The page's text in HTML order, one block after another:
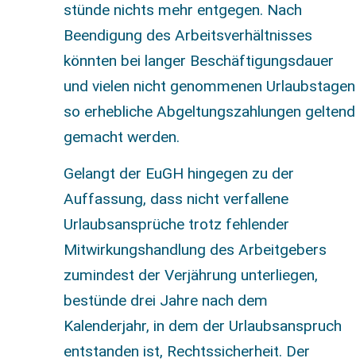
stünde nichts mehr entgegen. Nach
Beendigung des Arbeitsverhältnisses
könnten bei langer Beschäftigungsdauer
und vielen nicht genommenen Urlaubstagen
so erhebliche Abgeltungszahlungen geltend
gemacht werden.
Gelangt der EuGH hingegen zu der
Auffassung, dass nicht verfallene
Urlaubsansprüche trotz fehlender
Mitwirkungshandlung des Arbeitgebers
zumindest der Verjährung unterliegen,
bestünde drei Jahre nach dem
Kalenderjahr, in dem der Urlaubsanspruch
entstanden ist, Rechtssicherheit. Der